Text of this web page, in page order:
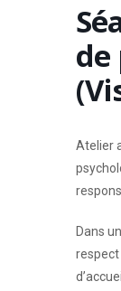
Atelier
Dans
respect